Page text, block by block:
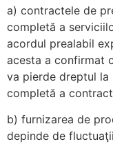
a) contractele de
completă a
acordul prealabil
acesta a confirmat
va pierde dreptul la
completă a
b) furnizarea de
depinde de